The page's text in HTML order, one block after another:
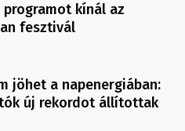
programot kínál az
fesztivál
jöhet a napenergiában:
új rekordot állítottak